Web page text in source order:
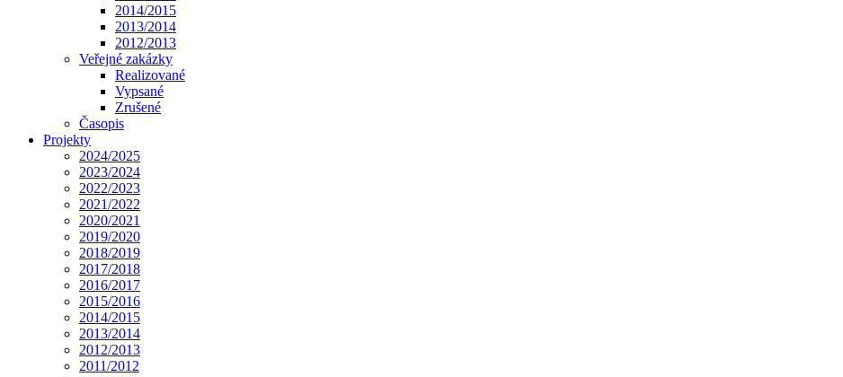
2014/2015
2013/2014
2012/2013
Veřejné zakázky
Realizované
Vypsané
Zrušené
Časopis
Projekty
2024/2025
2023/2024
2022/2023
2021/2022
2020/2021
2019/2020
2018/2019
2017/2018
2016/2017
2015/2016
2014/2015
2013/2014
2012/2013
2011/2012